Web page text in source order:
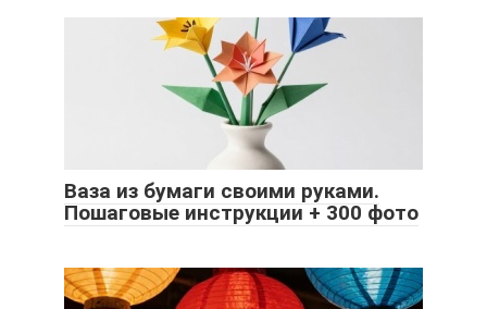
Ваза из бумаги своими руками.
Пошаговые инструкции + 300 фото